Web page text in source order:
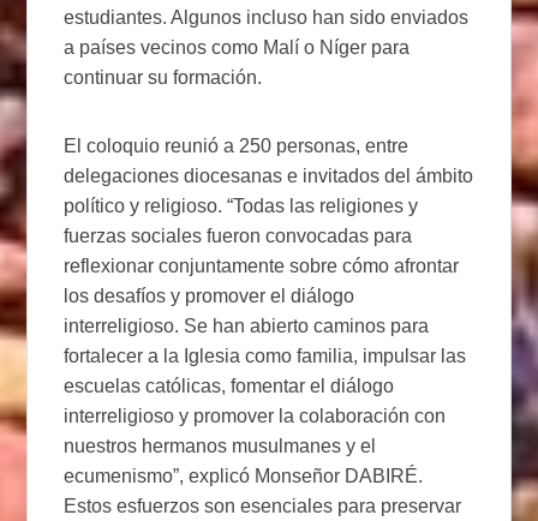
estudiantes. Algunos incluso han sido enviados
a países vecinos como Malí o Níger para
continuar su formación.
El coloquio reunió a 250 personas, entre
delegaciones diocesanas e invitados del ámbito
político y religioso. “Todas las religiones y
fuerzas sociales fueron convocadas para
reflexionar conjuntamente sobre cómo afrontar
los desafíos y promover el diálogo
interreligioso. Se han abierto caminos para
fortalecer a la Iglesia como familia, impulsar las
escuelas católicas, fomentar el diálogo
interreligioso y promover la colaboración con
nuestros hermanos musulmanes y el
ecumenismo”, explicó Monseñor DABIRÉ.
Estos esfuerzos son esenciales para preservar